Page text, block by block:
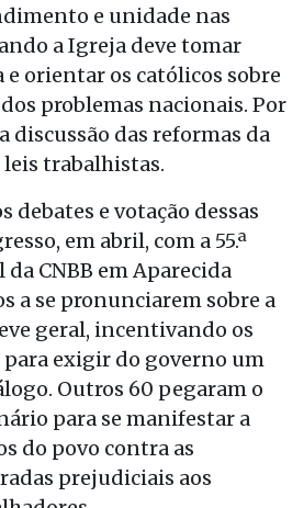
e unidade nas
a Igreja deve tomar
e orientar os católicos sobre
problemas nacionais. Por
discussão das reformas da
leis trabalhistas.
debates e votação dessas
em abril, com a 55.ª
CNBB em Aparecida
a se pronunciarem sobre a
geral, incentivando os
para exigir do governo um
Outros 60 pegaram o
para se manifestar a
do povo contra as
prejudiciais aos